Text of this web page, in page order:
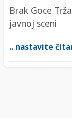
Brak Goce
javnoj sceni
.. nastavite